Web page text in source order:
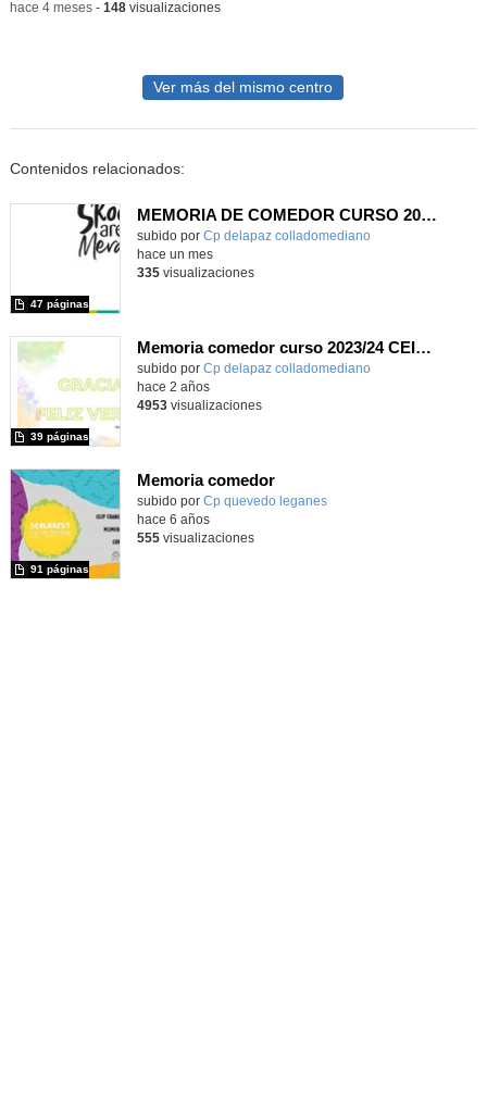
-hace 4 meses- 148visualizaciones
Ver más del mismo centro
Contenidos relacionados:
MEMORIA DE COMEDOR CURSO 2025/26
Contenido educativo.
subido por Cp delapaz colladomediano
47 páginas
-
hace un mes
335visualizaciones
Memoria comedor curso 2023/24 CEIP VIRGEN DE LA PAZ
Contenido educativo.
subido por Cp delapaz colladomediano
39 páginas
-
hace 2 años
4953visualizaciones
Memoria comedor
subido por Cp quevedo leganes
91 páginas
-
hace 6 años
555visualizaciones